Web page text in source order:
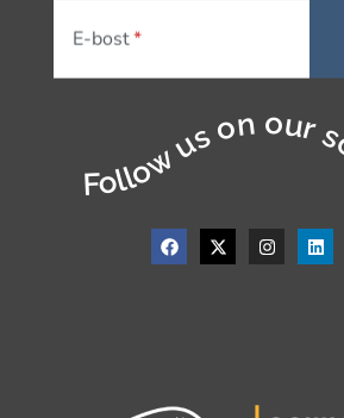
E-bost
Follow us on our